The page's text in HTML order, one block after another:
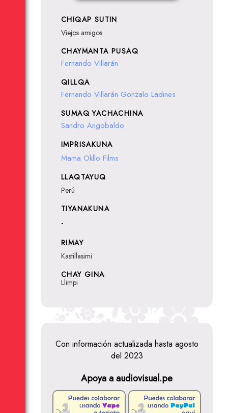
CHIQAP SUTIN
Viejos amigos
CHAYMANTA PUSAQ
Fernando Villarán
QILLQA
Fernando Villarán Gonzalo Ladines
SUMAQ YACHACHINA
Sandro Angobaldo
IMPRISAKUNA
Mama Okllo Films
LLAQTAYUQ
Perú
TIYANAKUNA
-
RIMAY
Kastillasimi
CHAY GINA
Llimpi
Con información actualizada hasta agosto
del 2023
Apoya a audiovisual.pe